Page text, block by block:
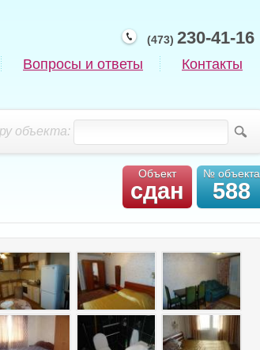
(473) 230-41-16
Вопросы и ответы Контакты
объекта:
Объект
сдан
№ объекта
588